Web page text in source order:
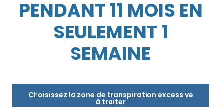
PENDANT 11 MOIS EN
SEULEMENT 1
SEMAINE
Choisissez la zone de transpiration excessive
à traiter